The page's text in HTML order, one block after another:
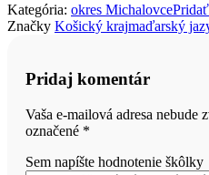
Kategória: okres Michalovce
Značky Košický krajmaďarský
Pridaj komentár
Vaša e-mailová adresa nebude
označené *
Sem napíšte hodnotenie škôlky